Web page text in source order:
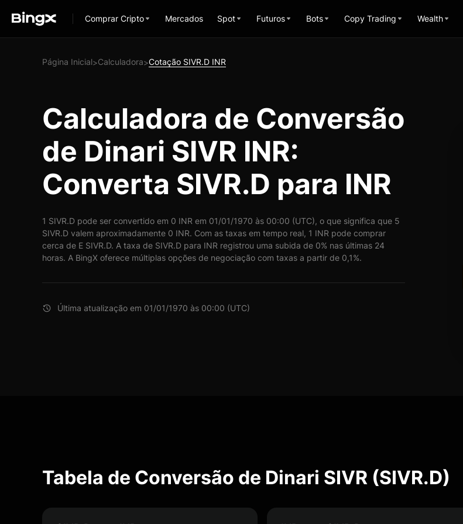
Comprar Cripto Mercados Spot Futuros Bots Copy Trading Wealth
Página Inicial>Calculadora>Cotação SIVR.D INR
Calculadora de Conversão
de Dinari SIVR INR:
Converta SIVR.D para INR
1 SIVR.D pode ser convertido em 0 INR em 01/01/1970 às 00:00 (UTC), o que significa que 5
SIVR.D valem aproximadamente 0 INR. Com as taxas em tempo real, 1 INR pode comprar
cerca de E SIVR.D. A taxa de SIVR.D para INR registrou uma subida de 0% nas últimas 24
horas. A BingX oferece múltiplas opções de negociação com taxas a partir de 0,1%.
Última atualização em 01/01/1970 às 00:00 (UTC)
Tabela de Conversão de Dinari SIVR (SIVR.D)